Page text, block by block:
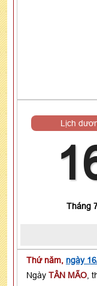
Lịch
Tháng
Thứ năm, ngày
Ngày TÂN MÃO ,